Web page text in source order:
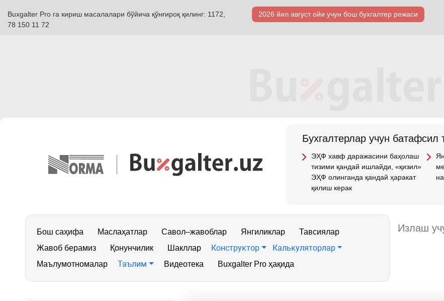
Buxgalter Pro га кириш масалалари бўйича қўнғироқ қилинг: 1172,
78 150 11 72
2026 йил август ойи учун бош бухгалтер режаси
Бухгалтерлар учун
ЭҲФ хавф даражасини баҳолаш
тизими қандай ишлайди, «қизил»
ЭҲФ олинганда қандай ҳаракат
қилиш керак
Бош саҳифа Маслаҳатлар Савол–жавоблар Янгиликлар
Тавсиялар
Жавоб берамиз
Қонунчилик Шакллар Конструктор Калькуляторлар
Маълумотномалар Таълим Видеотека Buxgalter Pro ҳақида